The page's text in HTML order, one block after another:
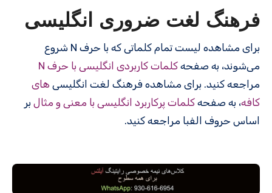
فرهنگ لغت ضروری انگلیسی
برای مشاهده لیست تمام کلماتی که با حرف N شروع
می‌شوند، به صفحه کلمات کاربردی انگلیسی با حرف N
مراجعه کنید. برای مشاهده فرهنگ لغت انگلیسی های
کافه، به صفحه کلمات پرکاربرد انگلیسی با معنی و مثال بر
اساس حروف الفبا مراجعه کنید.